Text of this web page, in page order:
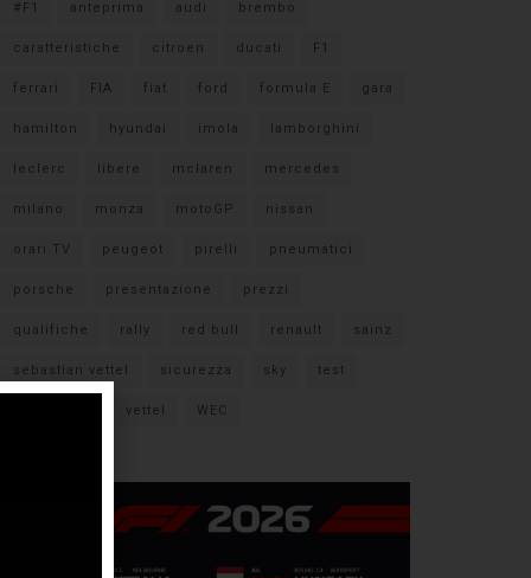
#F1 anteprima audi brembo
caratteristiche citroen ducati F1
ferrari FIA fiat ford formula E gara
hamilton hyundai imola lamborghini
leclerc libere mclaren mercedes
milano monza motoGP nissan
orari TV peugeot pirelli pneumatici
porsche presentazione prezzi
qualifiche rally red bull renault sainz
sebastian vettel sicurezza sky test
vettel WEC